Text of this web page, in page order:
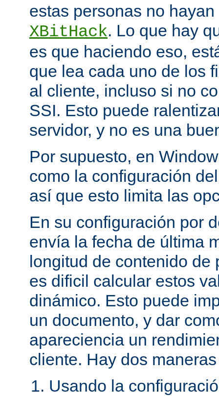
estas personas no
XBitHack. Lo que hay
es que haciendo eso,
que lea cada uno de los
al cliente, incluso si no
SSI. Esto puede
servidor, y no es una
Por supuesto, en
como la configuración
así que esto limita las
En su configuración por
envía la fecha de última
longitud de contenido
es dificil calcular estos
dinámico. Esto puede
un documento, y dar
apareciencia un
cliente. Hay dos
Usando la